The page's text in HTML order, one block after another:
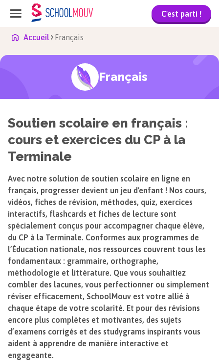
C'est parti !
Accueil Français
Français
Soutien scolaire en français :
cours et exercices du CP à la
Terminale
Avec notre solution de soutien scolaire en ligne en
français, progresser devient un jeu d'enfant ! Nos cours,
vidéos, fiches de révision, méthodes, quiz, exercices
interactifs, flashcards et fiches de lecture sont
spécialement conçus pour accompagner chaque élève,
du CP à la Terminale. Conformes aux programmes de
l’Éducation nationale, nos ressources couvrent tous les
fondamentaux : grammaire, orthographe,
méthodologie et littérature. Que vous souhaitiez
combler des lacunes, vous perfectionner ou simplement
réviser efficacement, SchoolMouv est votre allié à
chaque étape de votre scolarité. Et pour des révisions
encore plus complètes et motivantes, des sujets
d’examens corrigés et des studygrams inspirants vous
aident à apprendre de manière interactive et
engageante.